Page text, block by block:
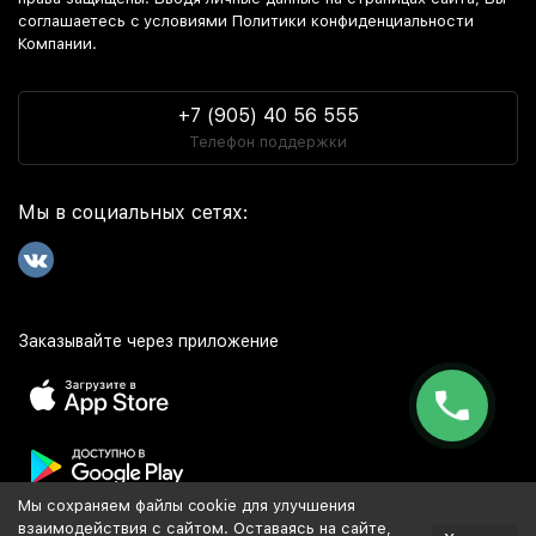
соглашаетесь c условиями Политики конфиденциальности
Компании.
+7 (905) 40 56 555
Телефон поддержки
Мы в социальных сетях:
Заказывайте через приложение
Популярное
Мы сохраняем файлы cookie для улучшения
взаимодействия с сайтом. Оставаясь на сайте,